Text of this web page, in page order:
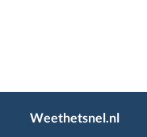
Weethetsnel.nl